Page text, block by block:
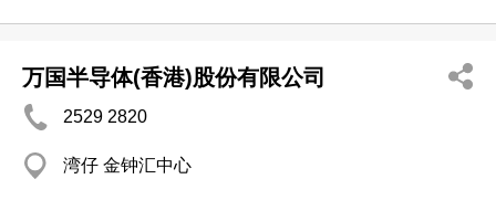
万国半导体(香港)股份有限公司
2529 2820
湾仔 金钟汇中心